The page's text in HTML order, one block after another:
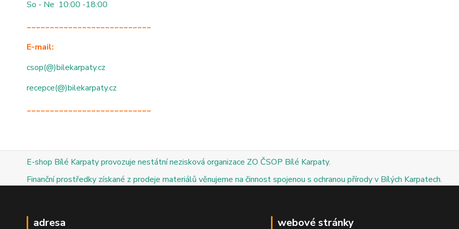
So - Ne 10:00 -18:00
___________________________
E-mail:
csop(@)bilekarpaty.cz
recepce(@)bilekarpaty.cz
___________________________
E-shop Bílé Karpaty provozuje nestátní nezisková organizace ZO ČSOP Bílé Karpaty.
Finanční prostředky získané z prodeje materiálů věnujeme na činnost spojenou s ochranou přírody v Bílých Karpatech.
adresa webové stránky